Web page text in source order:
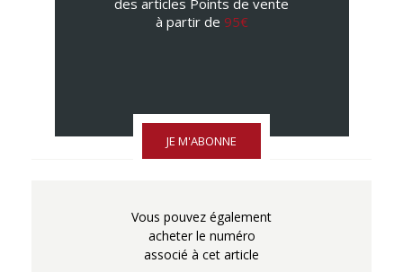
des articles Points de vente
à partir de 95€
JE M'ABONNE
Vous pouvez également
acheter le numéro
associé à cet article